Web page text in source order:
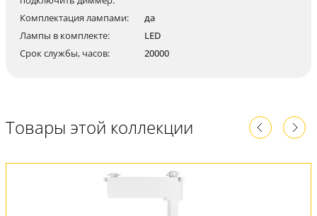
Комплектация лампами:
да
Лампы в комплекте:
LED
Срок службы, часов:
20000
Товары этой коллекции